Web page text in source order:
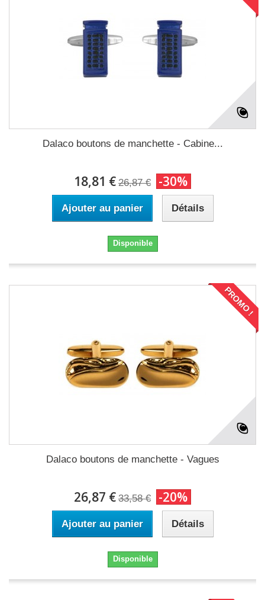
Dalaco boutons de manchette - Cabine...
18,81 € 26,87 € -30%
Ajouter au panier Détails
Disponible
PROMO !
Dalaco boutons de manchette - Vagues
26,87 € 33,58 € -20%
Ajouter au panier Détails
Disponible